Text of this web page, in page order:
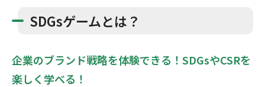
SDGsゲームとは？
企業のブランド戦略を体験できる！SDGsやCSRを
楽しく学べる！